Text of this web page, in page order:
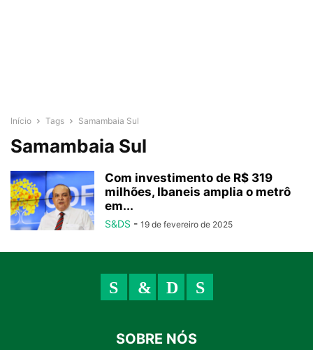
Início Tags Samambaia Sul
Samambaia Sul
Com investimento de R$ 319
milhões, Ibaneis amplia o metrô
em...
S&DS - 19 de fevereiro de 2025
SOBRE NÓS